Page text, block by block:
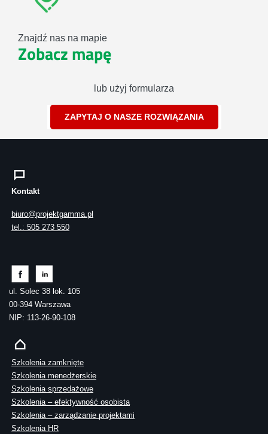
Znajdź nas na mapie
Zobacz mapę
lub użyj formularza
ZAPYTAJ O NASZE ROZWIĄZANIA
Kontakt
biuro@projektgamma.pl
tel.: 505 273 550
ul. Solec 38 lok. 105
00-394 Warszawa
NIP: 113-26-90-108
Szkolenia zamknięte
Szkolenia menedżerskie
Szkolenia sprzedażowe
Szkolenia – efektywność osobista
Szkolenia – zarządzanie projektami
Szkolenia HR